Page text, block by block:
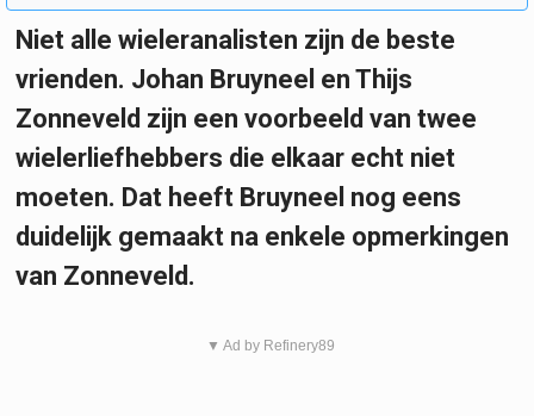
Niet alle wieleranalisten zijn de beste
vrienden. Johan Bruyneel en Thijs
Zonneveld zijn een voorbeeld van twee
wielerliefhebbers die elkaar echt niet
moeten. Dat heeft Bruyneel nog eens
duidelijk gemaakt na enkele opmerkingen
van Zonneveld.
▼ Ad by Refinery89